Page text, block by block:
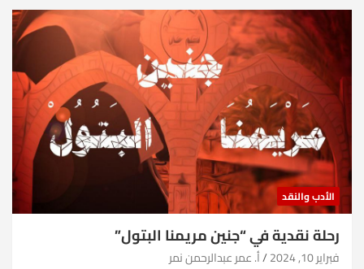
الأدب والنقد
رحلة نقدية في “جنين مريمنا البتول”
فبراير 10, 2024 أ. عمر عبدالرحمن نمر